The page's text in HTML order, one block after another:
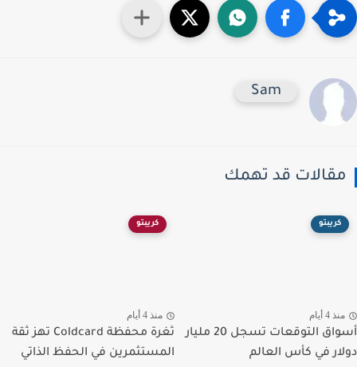
Sam
قد تهمك
كريبتو
4 أيام
أسواق التوقعات تسجل 20 مليار
في كأس العالم
كريبتو
منذ 4 أيام
ثغرة محفظة Coldcard تهز ثقة
المستثمرين في الحفظ الذاتي